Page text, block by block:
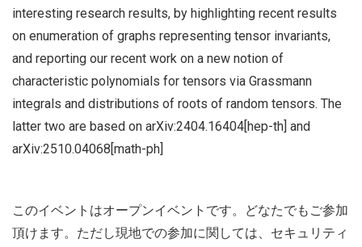
interesting research results, by highlighting recent results
on enumeration of graphs representing tensor invariants,
and reporting our recent work on a new notion of
characteristic polynomials for tensors via Grassmann
integrals and distributions of roots of random tensors. The
latter two are based on arXiv:2404.16404[hep-th] and
arXiv:2510.04068[math-ph]
このイベントはオープンイベントです。どなたでもご参加
頂けます。ただし現地での参加に関しては、セキュリティ